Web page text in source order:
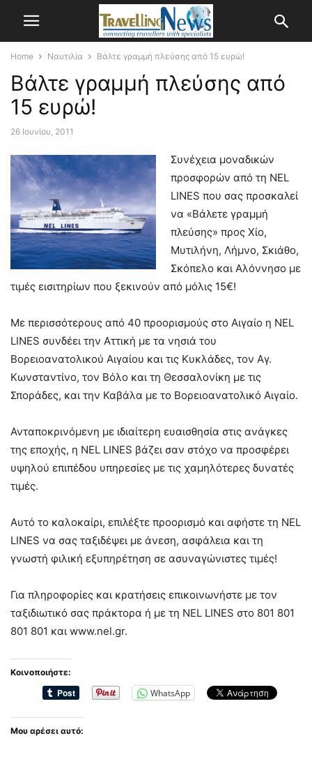
Home Ναυτιλία Βάλτε γραμμή πλεύσης από 15 ευρώ!
Βάλτε γραμμή πλεύσης από
15 ευρώ!
26 Ιουνίου, 2011
Συνέχεια μοναδικών
προσφορών από τη NEL
LINES που σας προσκαλεί
να «Βάλετε γραμμή
πλεύσης» προς Χίο,
Μυτιλήνη, Λήμνο, Σκιάθο,
Σκόπελο και Αλόννησο με
τιμές εισιτηρίων που ξεκινούν από μόλις 15€!
Με περισσότερους από 40 προορισμούς στο Αιγαίο η NEL
LINES συνδέει την Αττική με τα νησιά του
Βορειοανατολικού Αιγαίου και τις Κυκλάδες, τον Αγ.
Κωνσταντίνο, τον Βόλο και τη Θεσσαλονίκη με τις
Σποράδες, και την Καβάλα με το Βορειοανατολικό Αιγαίο.
Ανταποκρινόμενη με ιδιαίτερη ευαισθησία στις ανάγκες
της εποχής, η NEL LINES βάζει σαν στόχο να προσφέρει
υψηλού επιπέδου υπηρεσίες με τις χαμηλότερες δυνατές
τιμές.
Αυτό το καλοκαίρι, επιλέξτε προορισμό και αφήστε τη NEL
LINES να σας ταξιδέψει με άνεση, ασφάλεια και τη
γνωστή φιλική εξυπηρέτηση σε ασυναγώνιστες τιμές!
Για πληροφορίες και κρατήσεις επικοινωνήστε με τον
ταξιδιωτικό σας πράκτορα ή με τη NEL LINES στο 801 801
801 801 και www.nel.gr.
Κοινοποιήστε:
WhatsApp
Μου αρέσει αυτό: